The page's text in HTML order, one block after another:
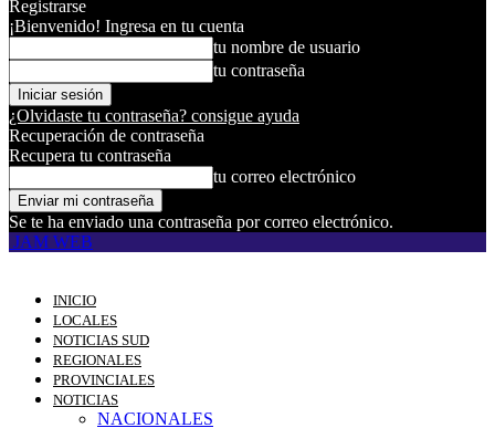
Registrarse
¡Bienvenido! Ingresa en tu cuenta
tu nombre de usuario
tu contraseña
¿Olvidaste tu contraseña? consigue ayuda
Recuperación de contraseña
Recupera tu contraseña
tu correo electrónico
Se te ha enviado una contraseña por correo electrónico.
JAM WEB
INICIO
LOCALES
NOTICIAS SUD
REGIONALES
PROVINCIALES
NOTICIAS
NACIONALES